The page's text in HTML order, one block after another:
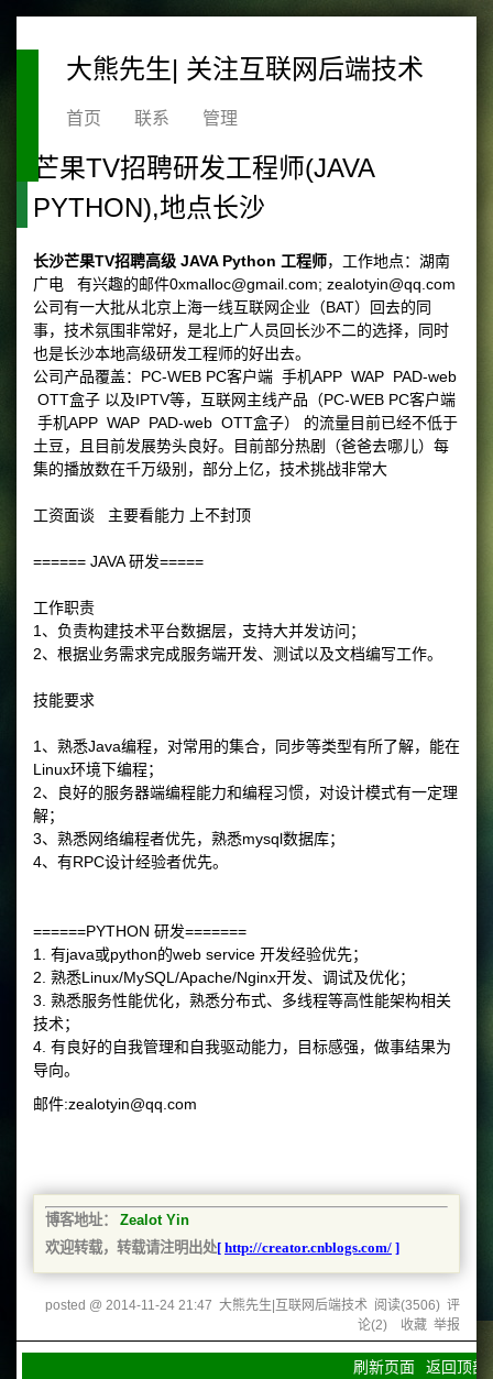
大熊先生| 关注互联网后端技术
首页 联系 管理
芒果TV招聘研发工程师(JAVA
PYTHON),地点长沙
长沙芒果TV招聘高级 JAVA Python 工程师，工作地点：湖南
广电 有兴趣的邮件0xmalloc@gmail.com; zealotyin@qq.com
公司有一大批从北京上海一线互联网企业（BAT）回去的同
事，技术氛围非常好，是北上广人员回长沙不二的选择，同时
也是长沙本地高级研发工程师的好出去。
公司产品覆盖：PC-WEB PC客户端 手机APP WAP PAD-web
OTT盒子 以及IPTV等，互联网主线产品（PC-WEB PC客户端
手机APP WAP PAD-web OTT盒子） 的流量目前已经不低于
土豆，且目前发展势头良好。目前部分热剧（爸爸去哪儿）每
集的播放数在千万级别，部分上亿，技术挑战非常大
工资面谈 主要看能力 上不封顶
====== JAVA 研发=====
工作职责
1、负责构建技术平台数据层，支持大并发访问；
2、根据业务需求完成服务端开发、测试以及文档编写工作。
技能要求
1、熟悉Java编程，对常用的集合，同步等类型有所了解，能在
Linux环境下编程；
2、良好的服务器端编程能力和编程习惯，对设计模式有一定理
解；
3、熟悉网络编程者优先，熟悉mysql数据库；
4、有RPC设计经验者优先。
======PYTHON 研发=======
1. 有java或python的web service 开发经验优先；
2. 熟悉Linux/MySQL/Apache/Nginx开发、调试及优化；
3. 熟悉服务性能优化，熟悉分布式、多线程等高性能架构相关
技术；
4. 有良好的自我管理和自我驱动能力，目标感强，做事结果为
导向。
邮件:zealotyin@qq.com
博客地址：
Zealot Yin
欢迎转载，转载请注明出处[ http://creator.cnblogs.com/ ]
posted @ 2014-11-24 21:47 大熊先生|互联网后端技术 阅读(3506) 评
论(2) 收藏 举报
刷新页面 返回顶部